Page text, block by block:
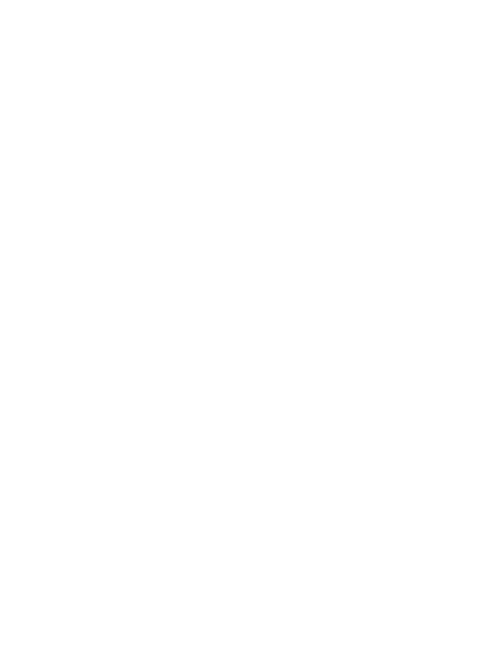
de 2021, mi
en un
de mis
diagnóstico
hacia la
médicos y
un faro de
este